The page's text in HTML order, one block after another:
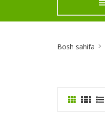
Bosh sahifa